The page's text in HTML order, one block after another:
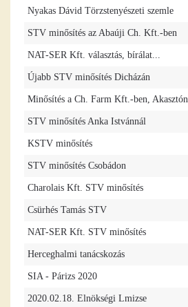
Nyakas Dávid Törzstenyészeti szemle
STV minősítés az Abaúji Ch. Kft.-ben
NAT-SER Kft. választás, bírálat...
Újabb STV minősítés Dicházán
Minősítés a Ch. Farm Kft.-ben, Akasztón
STV minősítés Anka Istvánnál
KSTV minősítés
STV minősítés Csobádon
Charolais Kft. STV minősítés
Csürhés Tamás STV
NAT-SER Kft. STV minősítés
Herceghalmi tanácskozás
SIA - Párizs 2020
2020.02.18. Elnökségi Lmizse